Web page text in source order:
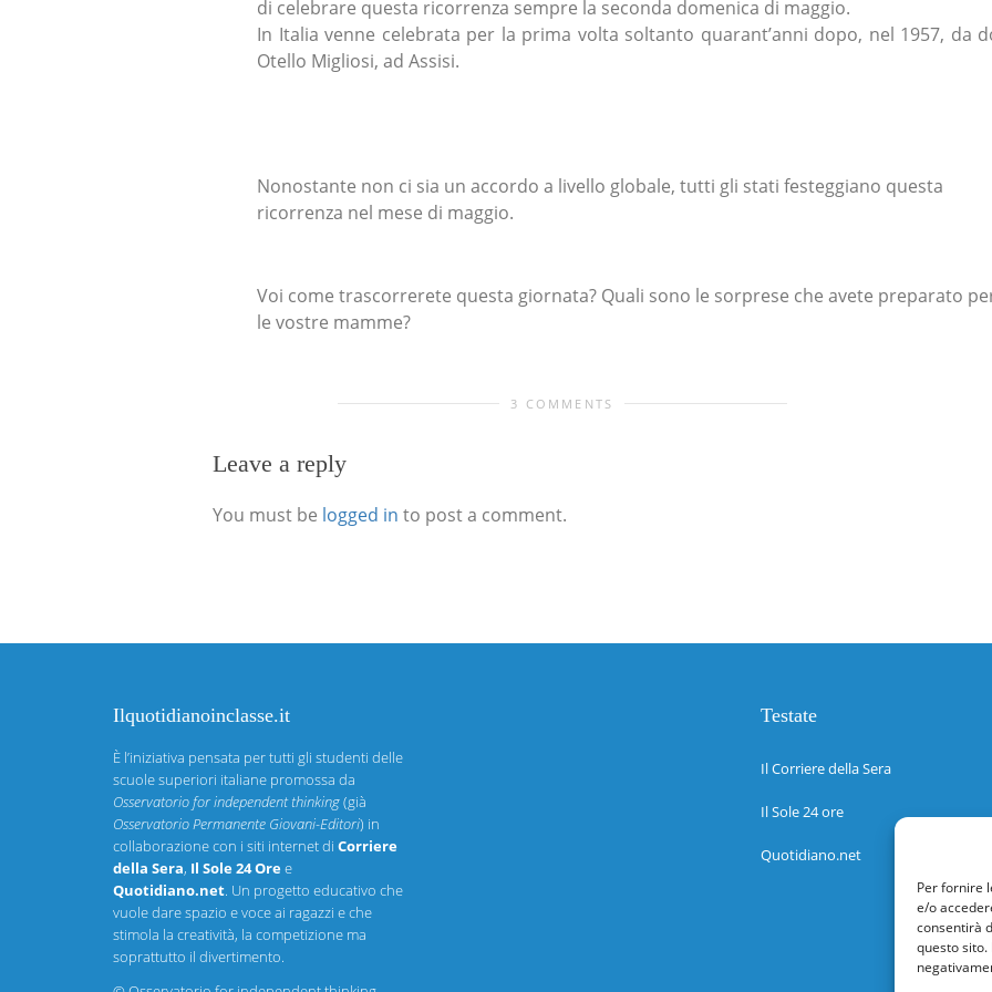
Per fornire
e/o
consentirà
questo sito.
di celebrare questa ricorrenza sempre la seconda domenica di maggio.
In Italia venne celebrata per la prima volta soltanto quarant’anni dopo, nel 1957, da
Otello Migliosi, ad Assisi.
Nonostante non ci sia un accordo a livello globale, tutti gli stati festeggiano questa
ricorrenza nel mese di maggio.
Voi come trascorrerete questa giornata? Quali sono le sorprese che avete preparato
le vostre mamme?
3 COMMENTS
Leave a reply
You must be logged in to post a comment.
Ilquotidianoinclasse.it
È l’iniziativa pensata per tutti gli studenti delle
scuole superiori italiane promossa da
Osservatorio for independent thinking(già
Osservatorio Permanente Giovani-Editori) in
collaborazione con i siti internet di Corriere
della Sera, Il Sole 24 Oree
Quotidiano.net. Un progetto educativo che
vuole dare spazio e voce ai ragazzi e che
stimola la creatività, la competizione ma
soprattutto il divertimento.
Testate
Il Corriere della Sera
Il Sole 24 ore
Quotidiano.net